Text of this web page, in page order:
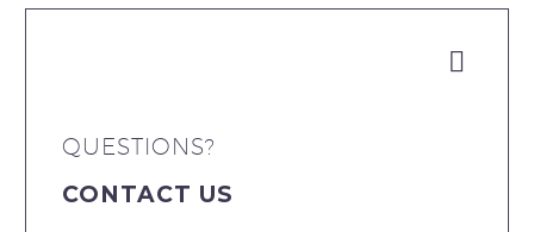


QUESTIONS?
CONTACT US